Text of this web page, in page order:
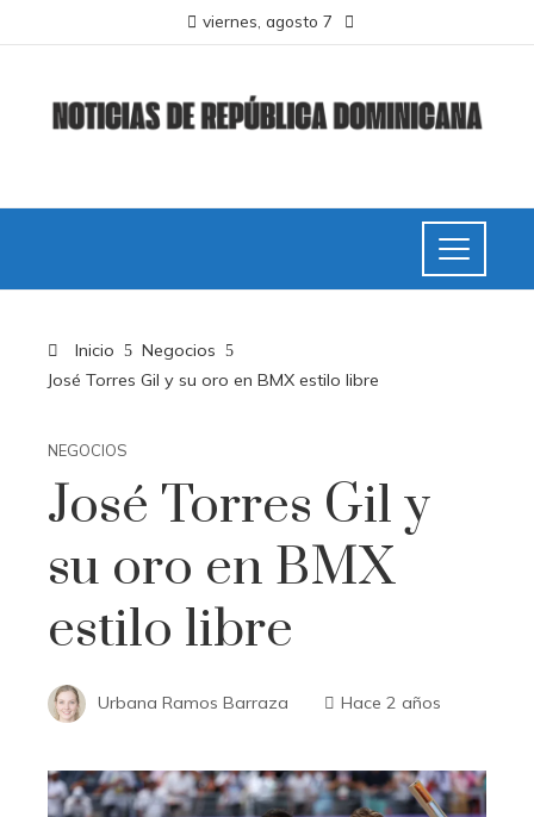
viernes, agosto 7
Inicio
Negocios
José Torres Gil y su oro en BMX estilo libre
NEGOCIOS
José Torres Gil y
su oro en BMX
estilo libre
Urbana Ramos Barraza Hace 2 años